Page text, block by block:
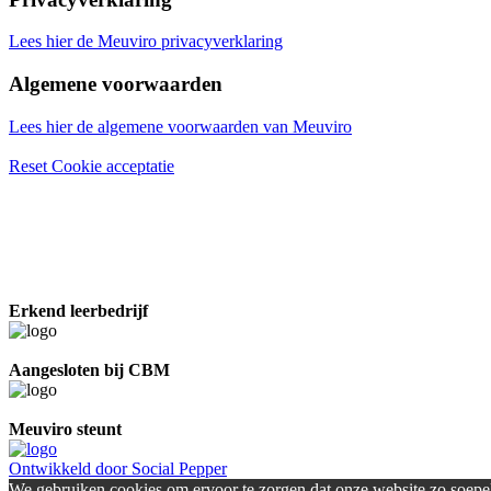
Lees hier de Meuviro privacyverklaring
Algemene voorwaarden
Lees hier de algemene voorwaarden van Meuviro
Reset Cookie acceptatie
Erkend leerbedrijf
Aangesloten bij CBM
Meuviro steunt
Ontwikkeld door Social Pepper